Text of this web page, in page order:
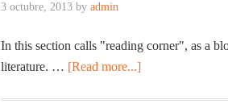
3 octubre, 2013 by admin
In this section calls "reading corner", as a
literature. … [Read more...]